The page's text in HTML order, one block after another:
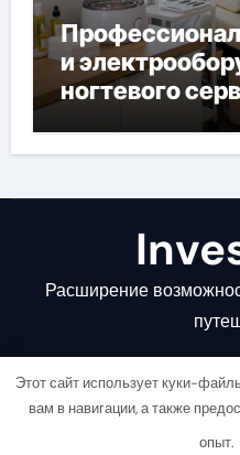
и
ногтевого
наращивания
депиляции
Расширение
Copyright © All rights
Этот сайт использует куки-
вам в навигации, а также
опыт.